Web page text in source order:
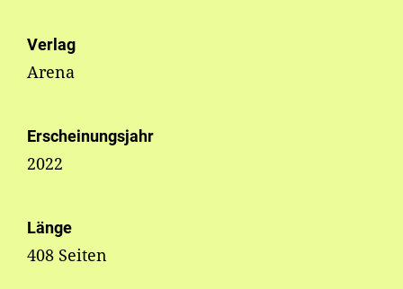
Verlag
Arena
Erscheinungsjahr
2022
Länge
408 Seiten